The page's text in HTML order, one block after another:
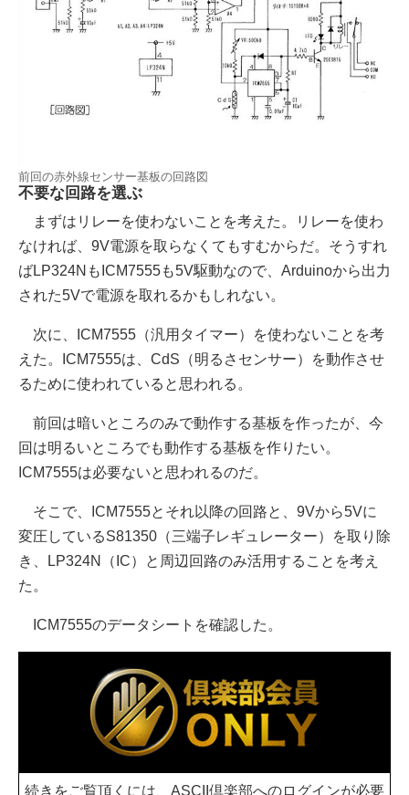
前回の赤外線センサー基板の回路図
不要な回路を選ぶ
まずはリレーを使わないことを考えた。リレーを使わ
なければ、9V電源を取らなくてもすむからだ。そうすれ
ばLP324NもICM7555も5V駆動なので、Arduinoから出力
された5Vで電源を取れるかもしれない。
次に、ICM7555（汎用タイマー）を使わないことを考
えた。ICM7555は、CdS（明るさセンサー）を動作させ
るために使われていると思われる。
前回は暗いところのみで動作する基板を作ったが、今
回は明るいところでも動作する基板を作りたい。
ICM7555は必要ないと思われるのだ。
そこで、ICM7555とそれ以降の回路と、9Vから5Vに
変圧しているS81350（三端子レギュレーター）を取り除
き、LP324N（IC）と周辺回路のみ活用することを考え
た。
ICM7555のデータシートを確認した。
続きをご覧頂くには、ASCII倶楽部へのログインが必要